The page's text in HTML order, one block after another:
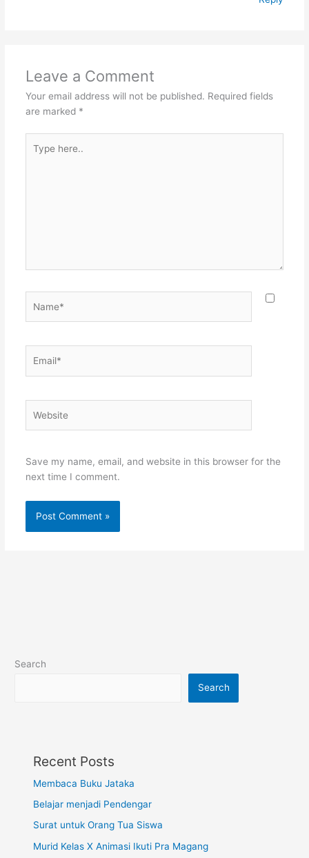
Leave a Comment
Your email address will not be published. Required fields
are marked *
here..
Save my name, email, and website in this browser for the
next time I comment.
Search
Search
Recent Posts
Membaca Buku Jataka
Belajar menjadi Pendengar
Surat untuk Orang Tua Siswa
Murid Kelas X Animasi Ikuti Pra Magang